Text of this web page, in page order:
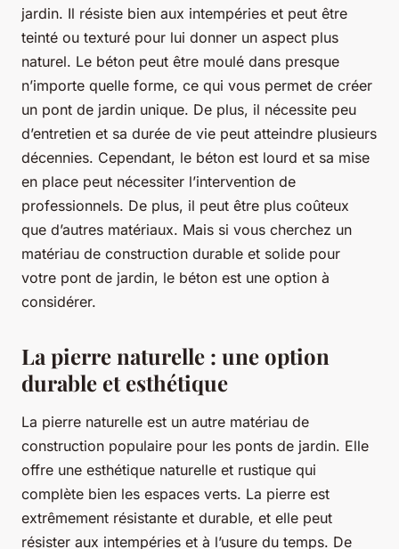
jardin. Il résiste bien aux intempéries et peut être
teinté ou texturé pour lui donner un aspect plus
naturel. Le béton peut être moulé dans presque
n’importe quelle forme, ce qui vous permet de créer
un pont de jardin unique. De plus, il nécessite peu
d’entretien et sa durée de vie peut atteindre plusieurs
décennies. Cependant, le béton est lourd et sa mise
en place peut nécessiter l’intervention de
professionnels. De plus, il peut être plus coûteux
que d’autres matériaux. Mais si vous cherchez un
matériau de construction durable et solide pour
votre pont de jardin, le béton est une option à
considérer.
La pierre naturelle : une option
durable et esthétique
La pierre naturelle est un autre matériau de
construction populaire pour les ponts de jardin. Elle
offre une esthétique naturelle et rustique qui
complète bien les espaces verts. La pierre est
extrêmement résistante et durable, et elle peut
résister aux intempéries et à l’usure du temps. De